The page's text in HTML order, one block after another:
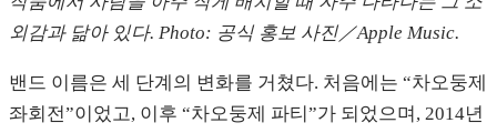
외감과 닮아 있다. Photo: 공식 홍보 사진／Apple Music.
밴드 이름은 세 단계의 변화를 거쳤다. 처음에는 “차오둥제
좌회전”이었고, 이후 “차오둥제 파티”가 되었으며, 2014년